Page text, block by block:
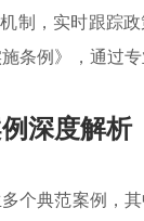
制，实时跟踪
条例》，通过
深度解析
个典范案例，